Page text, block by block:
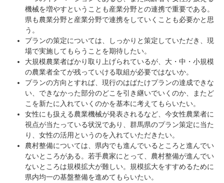
機械を増やすということも産業分野との連携で重要である。
県も農業分野と産業分野で連携をしていくことも必要かと思
う。
プランの策定については、しっかりと策定していただき、現
場で実施してもらうことを期待したい。
大規模農業者ばかり取り上げられているが、大・中・小規模
の農業者全てが残っていける取組が必要ではないか。
プランの方向とすれば、現行のはばたけプランの達成できな
い、できなかった部分のどこを引き継いでいくのか、またど
こを新たに入れていくのかを基本に考えてもらいたい。
女性にも扱える農業機械が発表されるなど、今女性農業者に
視点が当たっている状況であり、群馬県のプラン策定に当た
り、女性の活用というのを入れていただきたい。
農村整備については、県内でも進んでいるところと進んでい
ないところがある。若手農家にとって、農村整備が進んでい
ないところは規模拡大が難しい。規模拡大をすすめるために
県内均一の基盤整備を進めてもらいたい。